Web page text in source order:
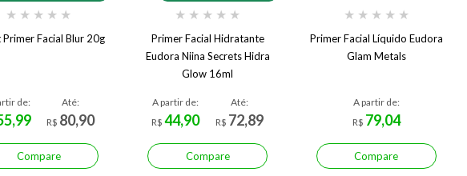
★ ★ ★ ★ ★
Facial Blur 20g
de:
Até:
R$ 80,90
Compare
★ ★ ★ ★ ★
Primer Facial Hidratante
Eudora Niina Secrets Hidra
Glow 16ml
A partir de:
R$44,90
Até:
R$ 72,89
Compare
★ ★ ★ ★ ★
Primer Facial Líquido Eudora
Glam Metals
A partir de:
R$ 79,04
Compare